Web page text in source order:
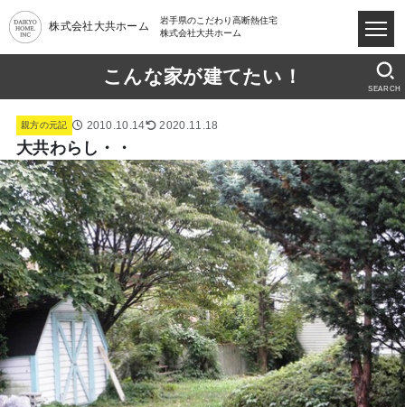
株式会社大共ホーム
岩手県のこだわり高断熱住宅
株式会社大共ホーム
こんな家が建てたい！
SEARCH
親方の元記 2010.10.14 2020.11.18
大共わらし・・